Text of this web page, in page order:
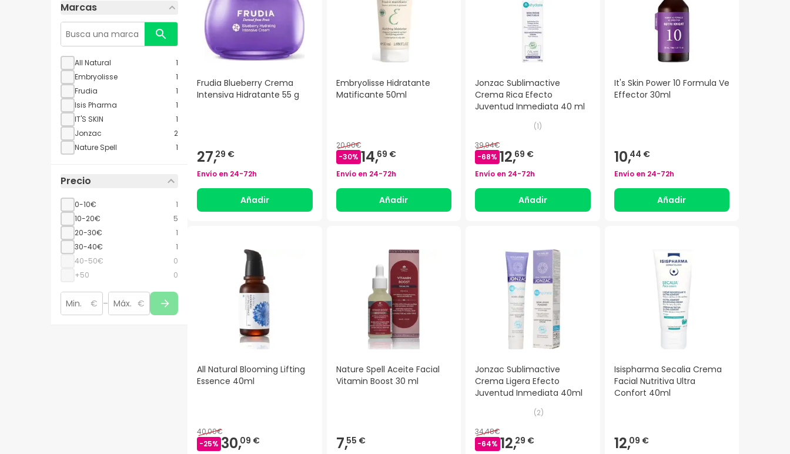
Marcas
All Natural
1
Embryolisse
1
Frudia
1
Isis Pharma
1
IT'S SKIN
1
Jonzac
2
Nature Spell
1
Precio
0-10€
1
10-20€
5
20-30€
1
30-40€
1
40-50€
0
+50
0
€ – €
Frudia Blueberry Crema
Intensiva Hidratante 55 g
27,29 €
Envío en 24-72h
Añadir
Embryolisse Hidratante
Matificante 50ml
20,90€
-30% 14,69 €
Envío en 24-72h
Añadir
Jonzac Sublimactive
Crema Rica Efecto
Juventud Inmediata 40 ml
(1)
39,94€
-68% 12,69 €
Envío en 24-72h
Añadir
It's Skin Power 10 Formula Ve
Effector 30ml
10,44 €
Envío en 24-72h
Añadir
All Natural Blooming Lifting
Essence 40ml
40,00€
-25% 30,09 €
Nature Spell Aceite Facial
Vitamin Boost 30 ml
7,55 €
Jonzac Sublimactive
Crema Ligera Efecto
Juventud Inmediata 40ml
(2)
34,48€
-64% 12,29 €
Isispharma Secalia Crema
Facial Nutritiva Ultra
Confort 40ml
12,09 €